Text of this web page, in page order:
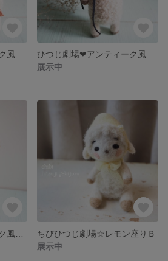
展示中
ちびひつじ劇場☆レモン座りＢ
展示中